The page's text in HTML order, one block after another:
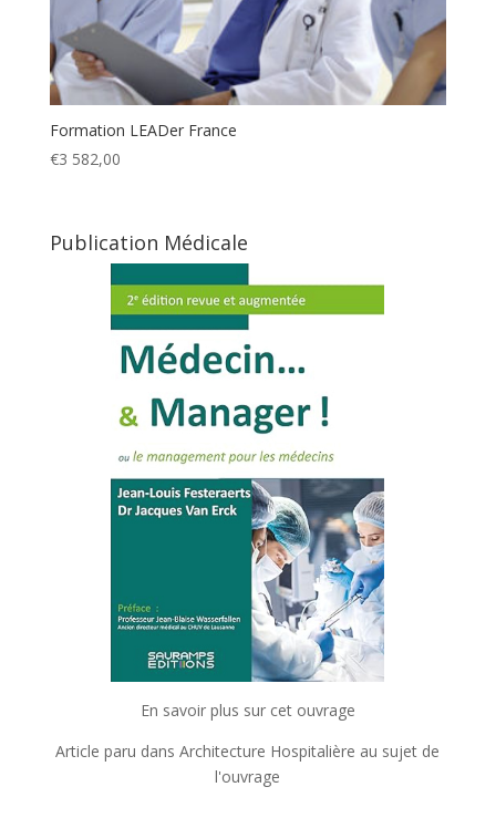
Formation LEADer France
€3 582,00
Publication Médicale
En savoir plus sur cet ouvrage
Article paru dans Architecture Hospitalière au sujet de
l'ouvrage